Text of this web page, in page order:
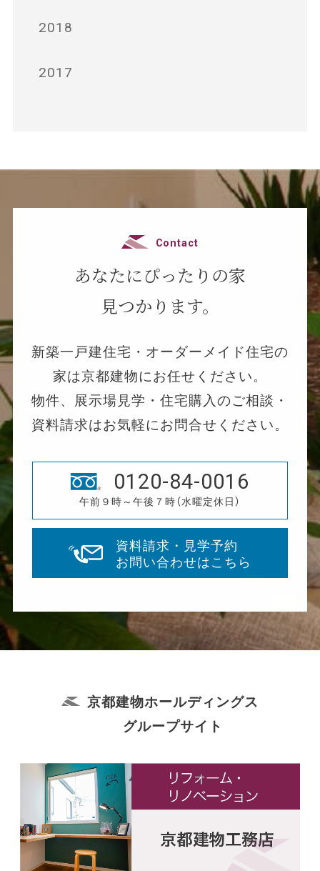
2018
2017
Contact
あなたにぴったりの家
見つかります。
新築一戸建住宅・オーダーメイド住宅の
家は京都建物にお任せください。
物件、展示場見学・住宅購入のご相談・
資料請求はお気軽にお問合せください。
0120-84-0016
午前９時～午後７時（水曜定休日）
資料請求・見学予約
お問い合わせはこちら
京都建物ホールディングス
グループサイト